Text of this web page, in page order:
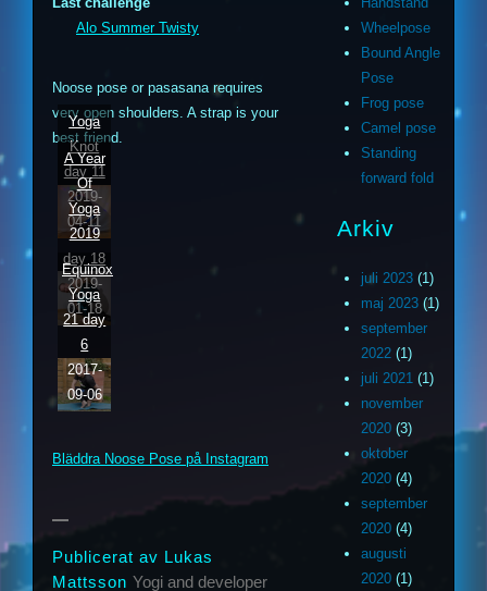
Alo Summer Twisty
Noose pose or pasasana requires
very open shoulders. A strap is your
best friend.
Yoga
Knot
day 11
2019-
04-11
A Year
Of
Yoga
2019
day 18
2019-
01-18
Equinox
Yoga
21 day
6
2017-
09-06
Bläddra Noose Pose på Instagram
Publicerat av Lukas
Mattsson Yogi and developer
Wheelpose
Bound Angle
Pose
Frog pose
Camel pose
Standing
forward fold
Arkiv
juli 2023(1)
maj 2023(1)
september
2022(1)
juli 2021(1)
november
2020(3)
oktober
2020(4)
september
2020(4)
augusti
2020(1)